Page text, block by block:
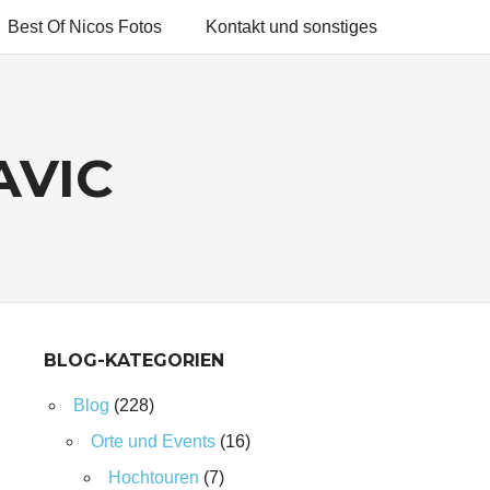
Best Of Nicos Fotos Kontakt und sonstiges
BLOG-KATEGORIEN
Blog (228)
Orte und Events(16)
Hochtouren (7)